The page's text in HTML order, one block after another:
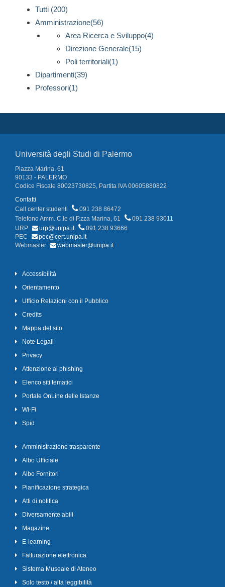
Tutti (200)
Amministrazione(56)
Area Ricerca e Sviluppo(4)
Direzione Generale(15)
Poli territoriali(1)
Dipartimenti(39)
Professori(1)
Università degli Studi di Palermo
Piazza Marina, 61
90133 - PALERMO
Codice Fiscale 80023730825, Partita IVA 00605880822
Contatti
Call center studenti
091 238 86472
Telefono Amm. C.le di P.zza Marina, 61
091 238 93011
URP
urp@unipa.it
091 238 93666
PEC
pec@cert.unipa.it
Webmaster
webmaster@unipa.it
Accessibilità
Orientamento
Ufficio Relazioni con il Pubblico
Credits
Mappa del sito
Note Legali
Privacy
Attenzione al phishing
Elenco siti tematici
Portale OnLine delle Istanze
Wi-Fi
Spid
Amministrazione trasparente
Albo Ufficiale
Albo Fornitori
Pianificazione strategica
Atti di notifica
Diversamente abili
Magazine
E-learning
Fatturazione elettronica
Sistema Museale di Ateneo
Solo testo / alta leggibilità